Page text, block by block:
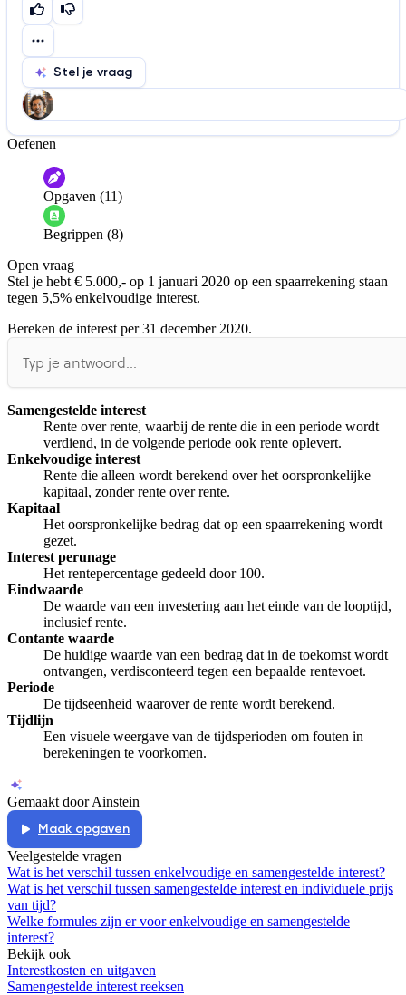
Stel je vraag
Help ons de video te verbeteren
De audio is slecht
Informatie is onjuist
De docent is te langdradig
De uitleg gaat te langzaam
Afspelen werkte niet
Iets anders
Oefenen
Opgaven (11)
Begrippen (8)
Open vraag
Stel je hebt € 5.000,- op 1 januari 2020 op een spaarrekening staan
tegen 5,5% enkelvoudige interest.
Bereken de interest per 31 december 2020.
Samengestelde interest
Rente over rente, waarbij de rente die in een periode wordt
verdiend, in de volgende periode ook rente oplevert.
Enkelvoudige interest
Rente die alleen wordt berekend over het oorspronkelijke
kapitaal, zonder rente over rente.
Kapitaal
Het oorspronkelijke bedrag dat op een spaarrekening wordt
gezet.
Interest perunage
Het rentepercentage gedeeld door 100.
Eindwaarde
De waarde van een investering aan het einde van de looptijd,
inclusief rente.
Contante waarde
De huidige waarde van een bedrag dat in de toekomst wordt
ontvangen, verdisconteerd tegen een bepaalde rentevoet.
Periode
De tijdseenheid waarover de rente wordt berekend.
Tijdlijn
Een visuele weergave van de tijdsperioden om fouten in
berekeningen te voorkomen.
Gemaakt door Ainstein
Maak opgaven
Veelgestelde vragen
Wat is het verschil tussen enkelvoudige en samengestelde interest?
Wat is het verschil tussen samengestelde interest en individuele prijs
van tijd?
Welke formules zijn er voor enkelvoudige en samengestelde
interest?
Bekijk ook
Interestkosten en uitgaven
Samengestelde interest reeksen